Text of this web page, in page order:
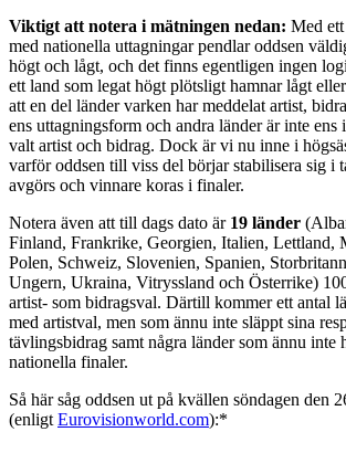
Viktigt att notera i mätningen nedan: Med
med nationella uttagningar pendlar oddsen
högt och lågt, och det finns egentligen ingen
ett land som legat högt plötsligt hamnar lågt
att en del länder varken har meddelat artist,
ens uttagningsform och andra länder är inte ens
valt artist och bidrag. Dock är vi nu inne i
varför oddsen till viss del börjar stabilisera sig i
avgörs och vinnare koras i finaler.
Notera även att till dags dato är 19 länder
Finland, Frankrike, Georgien, Italien, Lettland,
Polen, Schweiz, Slovenien, Spanien,
Ungern, Ukraina, Vitryssland och Österrike)
artist- som bidragsval. Därtill kommer ett antal
med artistval, men som ännu inte släppt sina
tävlingsbidrag samt några länder som ännu inte
nationella finaler.
Så här såg oddsen ut på kvällen söndagen den
(enligt Eurovisionworld.com):*